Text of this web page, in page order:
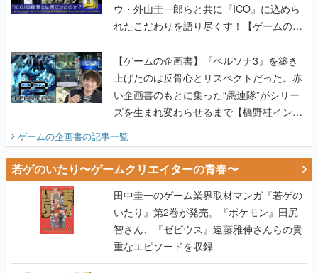
ウ・外山圭一郎らと共に『ICO』に込めら
れたこだわりを語り尽くす！【ゲームの企
画書】
【ゲームの企画書】『ペルソナ3』を築き
上げたのは反骨心とリスペクトだった。赤
い企画書のもとに集った“愚連隊”がシリー
ズを生まれ変わらせるまで【橋野桂インタ
ビュー】
ゲームの企画書の記事一覧
若ゲのいたり〜ゲームクリエイターの青春〜
田中圭一のゲーム業界取材マンガ『若ゲの
いたり』第2巻が発売。『ポケモン』田尻
智さん、『ゼビウス』遠藤雅伸さんらの貴
重なエピソードを収録